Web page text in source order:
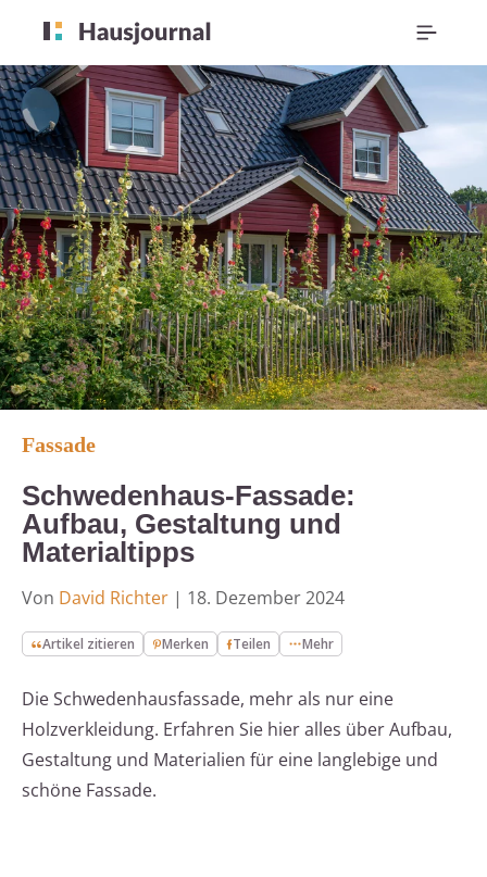
Fassade
Schwedenhaus-Fassade:
Aufbau, Gestaltung und
Materialtipps
Von David Richter | 18. Dezember 2024
Artikel zitieren Merken Teilen Mehr
Die Schwedenhausfassade, mehr als nur eine
Holzverkleidung. Erfahren Sie hier alles über Aufbau,
Gestaltung und Materialien für eine langlebige und
schöne Fassade.